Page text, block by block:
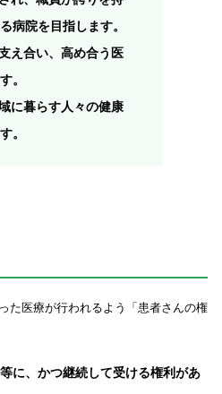
病院を目指します。
え合い、高め合う医
。
に暮らす人々の健康
。
た医療が行われるよう「患者さんの権
に、かつ継続して受ける権利があ